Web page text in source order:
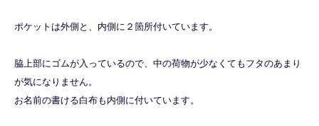
ポケットは外側と、内側に２箇所付いています。
脇上部にゴムが入っているので、中の荷物が少なくてもフタのあまり
が気になりません。
お名前の書ける白布も内側に付いています。